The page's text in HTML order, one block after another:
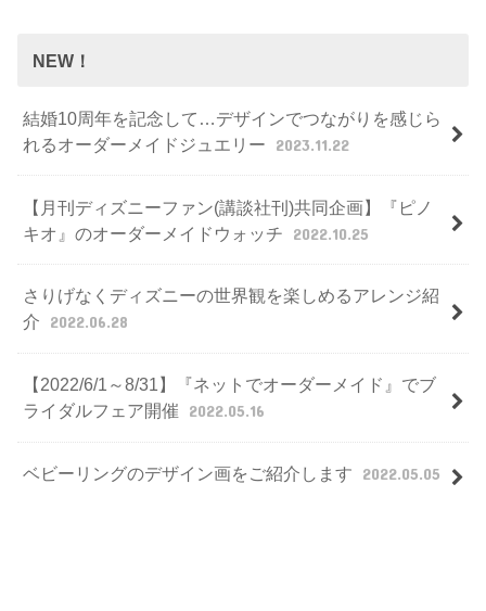
NEW！
結婚10周年を記念して…デザインでつながりを感じら
れるオーダーメイドジュエリー
2023.11.22
【月刊ディズニーファン(講談社刊)共同企画】『ピノ
キオ』のオーダーメイドウォッチ
2022.10.25
さりげなくディズニーの世界観を楽しめるアレンジ紹
介
2022.06.28
【2022/6/1～8/31】『ネットでオーダーメイド』でブ
ライダルフェア開催
2022.05.16
ベビーリングのデザイン画をご紹介します 2022.05.05